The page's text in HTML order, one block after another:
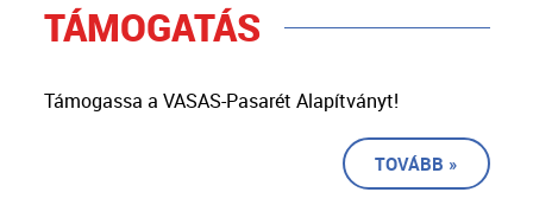
TÁMOGATÁS
Támogassa a VASAS-Pasarét Alapítványt!
TOVÁBB »